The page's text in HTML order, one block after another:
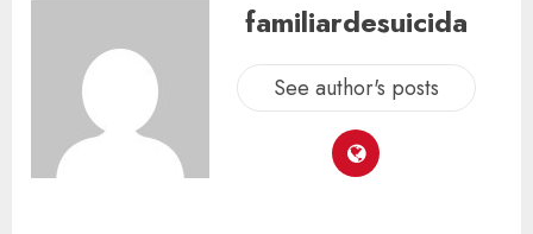
familiardesuicida
See author's posts